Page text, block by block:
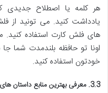
هر کلمه یا اصطلاح جدیدی
یادداشت کنید. می تونید از
های فلش کارت استفاده کنید.
اونا تو حافظه بلندمدت شما
خودتون استفاده کنید.
3.3. معرفی بهترین منابع داستان های انگلیسی برای تقویت شنیداری